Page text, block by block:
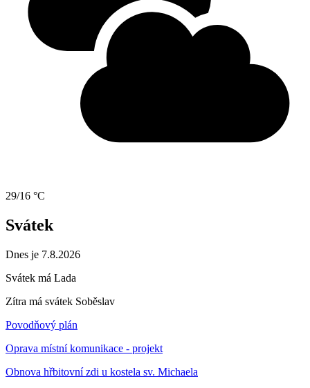
29/16 °C
Svátek
Dnes je 7.8.2026
Svátek má Lada
Zítra má svátek Soběslav
Povodňový plán
Oprava místní komunikace - projekt
Obnova hřbitovní zdi u kostela sv. Michaela